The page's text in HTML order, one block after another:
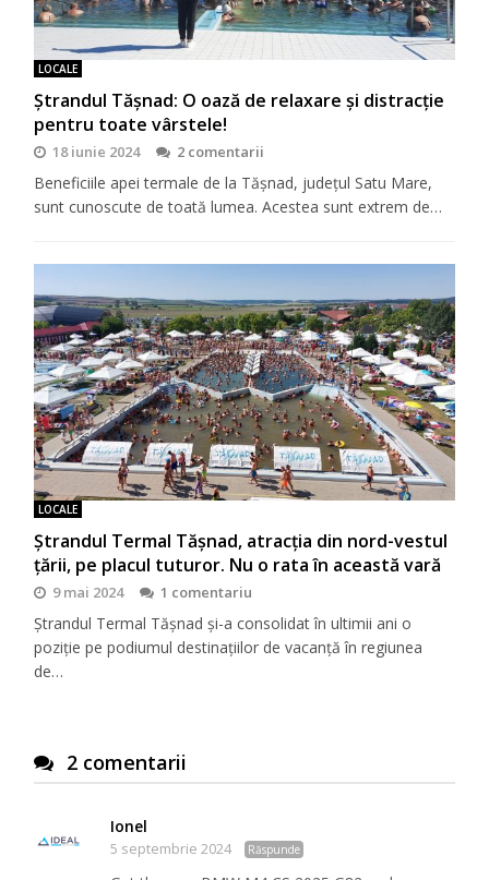
LOCALE
Ștrandul Tășnad: O oază de relaxare și distracție
pentru toate vârstele!
18 iunie 2024 2 comentarii
Beneficiile apei termale de la Tășnad, județul Satu Mare,
sunt cunoscute de toată lumea. Acestea sunt extrem de…
LOCALE
Ștrandul Termal Tășnad, atracția din nord-vestul
țării, pe placul tuturor. Nu o rata în această vară
9 mai 2024 1 comentariu
Ștrandul Termal Tășnad și-a consolidat în ultimii ani o
poziție pe podiumul destinațiilor de vacanță în regiunea
de…
2 comentarii
Ionel
5 septembrie 2024 Răspunde